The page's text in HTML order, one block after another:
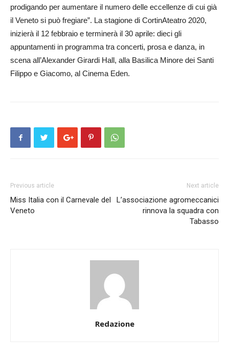
prodigando per aumentare il numero delle eccellenze di cui già
il Veneto si può fregiare”. La stagione di CortinAteatro 2020,
inizierà il 12 febbraio e terminerà il 30 aprile: dieci gli
appuntamenti in programma tra concerti, prosa e danza, in
scena all’Alexander Girardi Hall, alla Basilica Minore dei Santi
Filippo e Giacomo, al Cinema Eden.
Previous article
Miss Italia con il Carnevale del
Veneto
Next article
L’associazione agromeccanici
rinnova la squadra con
Tabasso
Redazione